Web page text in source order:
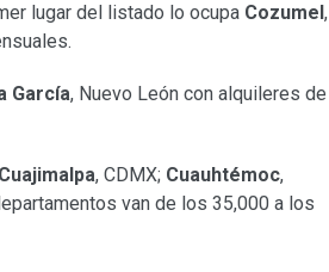
lugar del listado lo ocupa Cozumel ,
García, Nuevo León con alquileres de
Cuajimalpa, CDMX; Cuauhtémoc,
van de los 35,000 a los